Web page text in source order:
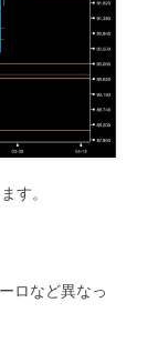
す。
ロなど異なっ